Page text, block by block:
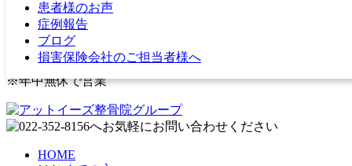
患者様のお声
症例報告
ブログ
損害保険会社のご担当者様へ
受付時間
9:30～12:30
15:00～21:00
● ● ● ●
※年中無休で営業
HOME